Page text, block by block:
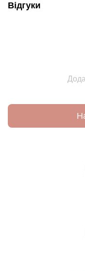
Відгуки